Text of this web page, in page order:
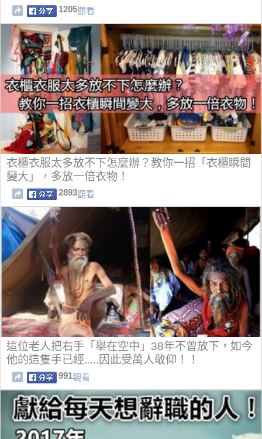
1205觀看
衣櫃衣服太多放不下怎麼辦？教你一招「衣櫃瞬間
變大」，多放一倍衣物！
2893觀看
這位老人把右手「舉在空中」38年不曾放下，如今
他的這隻手已經.....因此受萬人敬仰！！
991觀看